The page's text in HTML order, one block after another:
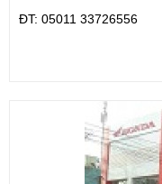
ÐT: 05011 33726556